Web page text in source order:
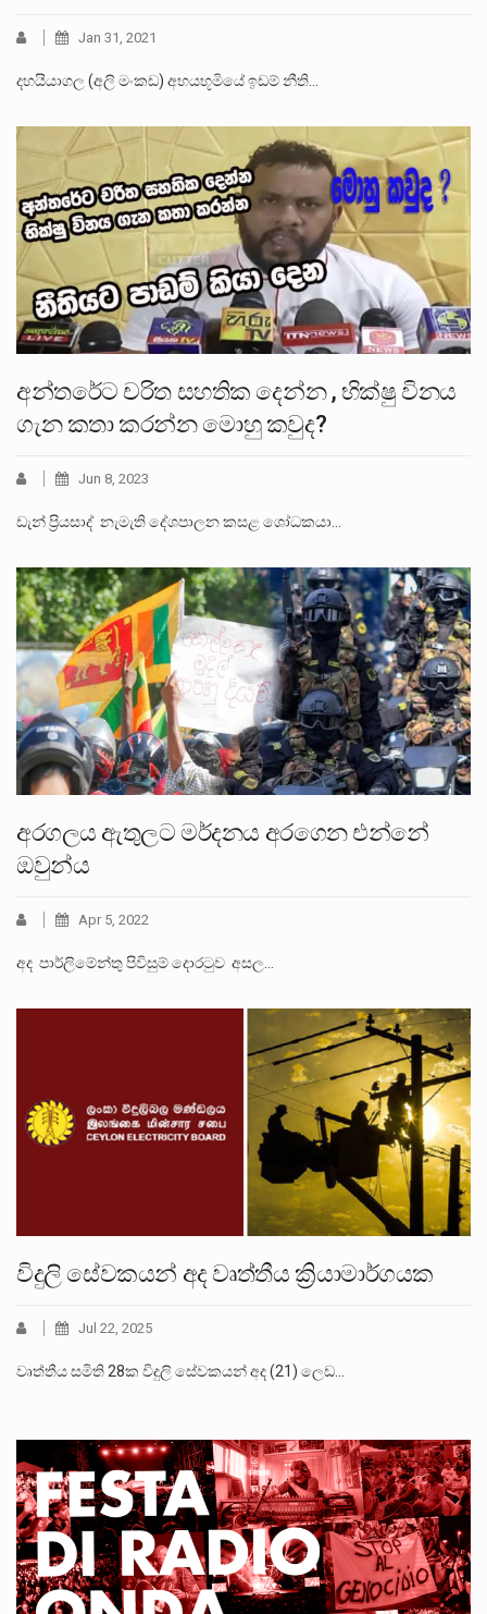
Jan 31, 2021
දහයියාගල (අලි මංකඩ) අභයභූමියේ ඉඩම් නීති…
අන්තරේට චරිත සහතික දෙන්න , භික්ෂු විනය
ගැන කතා කරන්න මොහු කවුද?
Jun 8, 2023
ඩැන් ප්‍රියසාද් නැමැති දේශපාලන කසළ ශෝධකයා…
අරගලය ඇතුලට මර්දනය අරගෙන එන්නේ
ඔවුන්ය
Apr 5, 2022
අද පාර්ලිමේන්තු පිවිසුම් දොරටුව අසල…
විදුලි සේවකයන් අද වෘත්තීය ක්‍රියාමාර්ගයක
Jul 22, 2025
වෘත්තීය සමිති 28ක විදුලි සේවකයන් අද (21) ලෙඩ…